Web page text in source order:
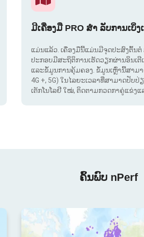
ມີເຄື່ອງມື PRO ສຳ ລັບການເບິ່
ແມ່ນແລ້ວ. ເຄື່ອງມືນີ້ແມ່ນມີຈຸດປະສົງຕົ້ນ
ປະກອບມີສະຖິຕິການເຮັດວຽກຜ່ານອິນເຕີ
ແລະຂໍ້ມູນການຄຸ້ມຄອງ. ຂໍ້ມູນເຫຼົ່ານີ້ສາມາດ
4G +, 5G) ໃນໄລຍະເວລາທີ່ສາມາດປັບ
ເຕັກໂນໂລຢີ ໃໝ່, ຕິດຕາມກວດກາຄູ່ແຂ່ງ
ຄົ້ນພົບ nPerf